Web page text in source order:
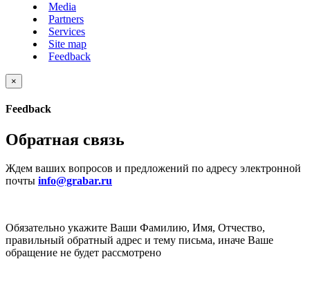
Media
Partners
Services
Site map
Feedback
×
Feedback
Обратная связь
Ждем ваших вопросов и предложений по адресу электронной
почты info@grabar.ru
Обязательно укажите Ваши Фамилию, Имя, Отчество,
правильный обратный адрес и тему письма, иначе Ваше
обращение не будет рассмотрено